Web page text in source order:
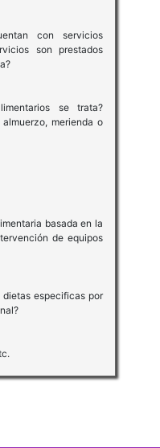
con servicios
son prestados
se trata?
merienda o
basada en la
de equipos
especificas por